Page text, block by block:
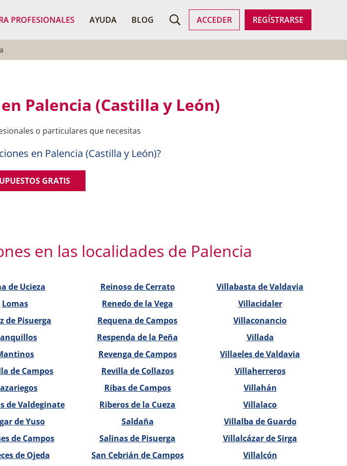
PROFESIONALES AYUDA BLOG ACCEDER REGÍSTRARSE
BUSCAR PROFESIONALES
Palencia (Castilla y León)
o particulares que necesitas
en Palencia (Castilla y León)?
GRATIS
en las localidades de Palencia
de Ucieza
Lomas
de Pisuerga
de Campos
de Valdeginate
de Yuso
de Campos
de Ojeda
Reinoso de Cerrato
Renedo de la Vega
Requena de Campos
Respenda de la Peña
Revenga de Campos
Revilla de Collazos
Ribas de Campos
Riberos de la Cueza
Saldaña
Salinas de Pisuerga
San Cebrián de Campos
Villabasta de Valdavia
Villacidaler
Villaconancio
Villada
Villaeles de Valdavia
Villaherreros
Villahán
Villalaco
Villalba de Guardo
Villalcázar de Sirga
Villalcón